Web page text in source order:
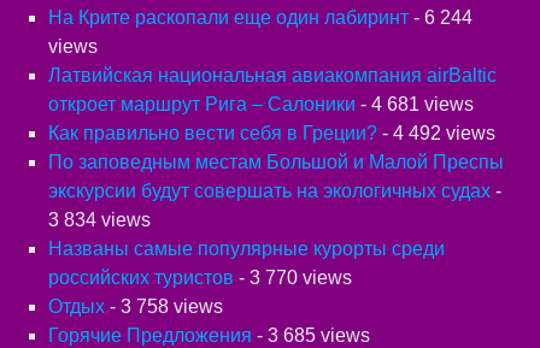
На Крите раскопали еще один лабиринт - 6 244
views
Латвийская национальная авиакомпания airBaltic
откроет маршрут Рига – Салоники - 4 681 views
Как правильно вести себя в Греции? - 4 492 views
По заповедным местам Большой и Малой Преспы
экскурсии будут совершать на экологичных судах -
3 834 views
Названы самые популярные курорты среди
российских туристов - 3 770 views
Отдых - 3 758 views
Горячие Предложения - 3 685 views